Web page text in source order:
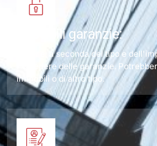
Possibili garanzie:
Perché: a seconda del tipo e
richiedere delle garanzie.
immobili o di altro tipo.